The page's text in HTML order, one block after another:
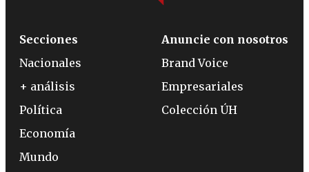
Secciones
Nacionales
+ análisis
Política
Economía
Mundo
Anuncie con nosotros
Brand Voice
Empresariales
Colección ÚH